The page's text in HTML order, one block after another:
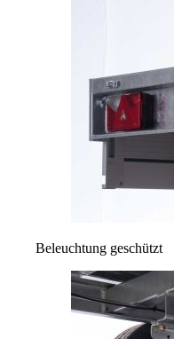
Beleuchtung geschützt